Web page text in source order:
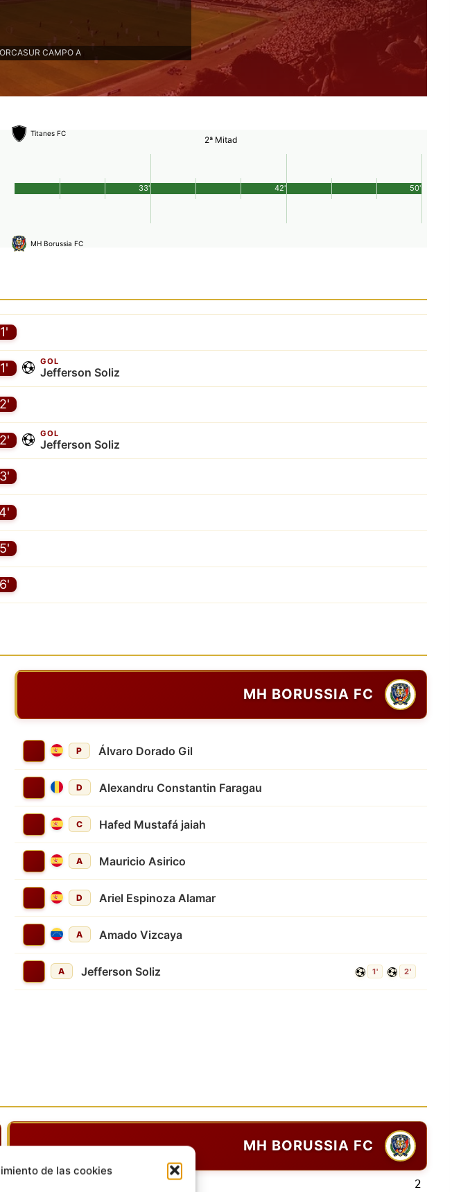
de las cookies
ORCASUR CAMPO A
Titanes FC
2ª Mitad
MH Borussia FC
50'
33' 42'
1'
1' GOL
Jefferson Soliz
2'
2' GOL
Jefferson Soliz
3'
4'
5'
6'
MH BORUSSIA FC
P Álvaro Dorado Gil
D Alexandru Constantin Faragau
C Hafed Mustafá jaiah
A Mauricio Asirico
D Ariel Espinoza Alamar
A Amado Vizcaya
A Jefferson Soliz 1' 2'
MH BORUSSIA FC
2